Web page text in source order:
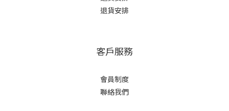
退貨安排
客戶服務
會員制度
聯絡我們